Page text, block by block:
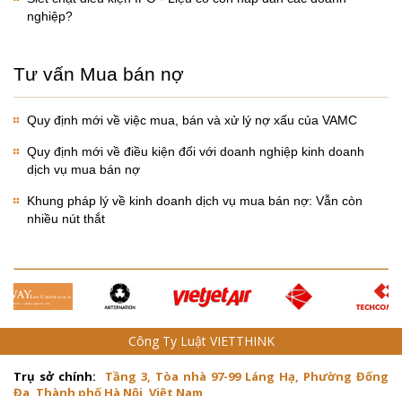
nghiệp?
Tư vấn Mua bán nợ
Quy định mới về việc mua, bán và xử lý nợ xấu của VAMC
Quy định mới về điều kiện đối với doanh nghiệp kinh doanh
dịch vụ mua bán nợ
Khung pháp lý về kinh doanh dịch vụ mua bán nợ: Vẫn còn
nhiều nút thắt
Công Ty Luật VIETTHINK
Trụ sở chính:
Tầng 3, Tòa nhà 97-99 Láng Hạ, Phường Đống
Đa, Thành phố Hà Nội, Việt Nam